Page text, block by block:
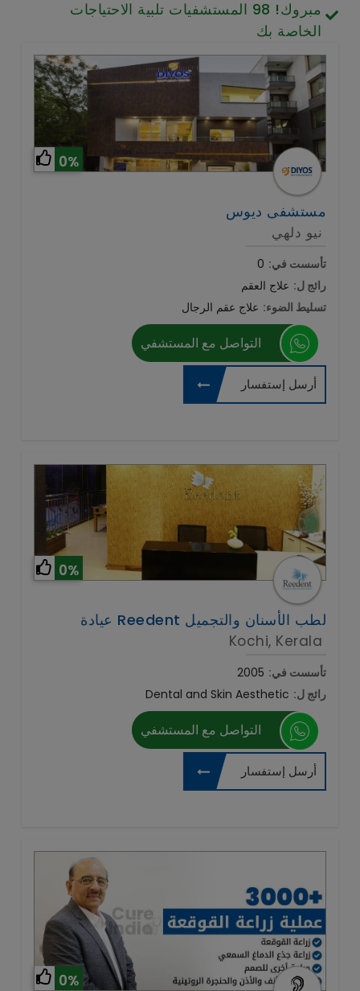
تصميم الأسنان والابتسامة
الخلايا الجذعية / الطب التجديدي
العمود الفقري وآلام الظهر
أمراض الرئة
الجراحة العامة
مبروك! 98 المستشفيات تلبية الاحتياجات
الخاصة بك
0%
مستشفى ديوس
نيو دلهي
تأسست في: 0
رائج ل: علاج العقم
تسليط الضوء: علاج عقم الرجال
التواصل مع المستشفي
أرسل إستفسار
0%
Kochi, Kerala
تأسست في: 2005
رائج ل: Dental and Skin Aesthetic
التواصل مع المستشفي
أرسل إستفسار
0%